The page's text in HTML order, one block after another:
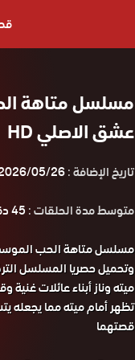
مسلسل متاهة
عشق الاصلي HD
تاريخ الإضافة :05/26
متوسط مدة الحلقات :45 دقيقة
وتحميل حصريا المسلسل
ميته وناز أبناء عائلات غنية
تظهر أمام ميته مما يجعله
قصتهما